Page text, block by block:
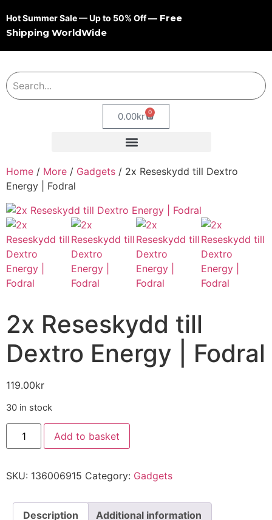
Hot Summer Sale — Up to 50% Off— Free
Shipping WorldWide
0.00kr 0
Home / More / Gadgets / 2x Reseskydd till Dextro
Energy | Fodral
2x Reseskydd till
Dextro Energy | Fodral
119.00kr
30 in stock
Add to basket
SKU: 136006915 Category: Gadgets
Description Additional information